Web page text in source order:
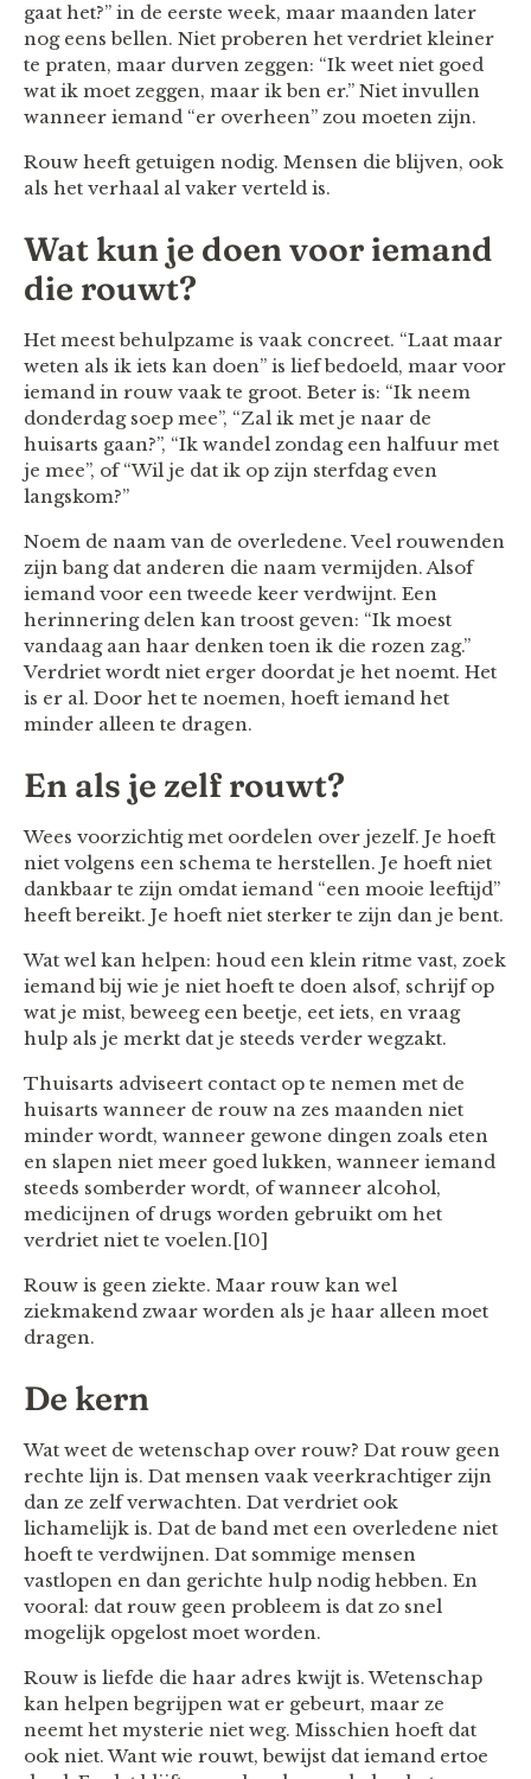
gaat het?” in de eerste week, maar maanden later
nog eens bellen. Niet proberen het verdriet kleiner
te praten, maar durven zeggen: “Ik weet niet goed
wat ik moet zeggen, maar ik ben er.” Niet invullen
wanneer iemand “er overheen” zou moeten zijn.
Rouw heeft getuigen nodig. Mensen die blijven, ook
als het verhaal al vaker verteld is.
Wat kun je doen voor iemand
die rouwt?
Het meest behulpzame is vaak concreet. “Laat maar
weten als ik iets kan doen” is lief bedoeld, maar voor
iemand in rouw vaak te groot. Beter is: “Ik neem
donderdag soep mee”, “Zal ik met je naar de
huisarts gaan?”, “Ik wandel zondag een halfuur met
je mee”, of “Wil je dat ik op zijn sterfdag even
langskom?”
Noem de naam van de overledene. Veel rouwenden
zijn bang dat anderen die naam vermijden. Alsof
iemand voor een tweede keer verdwijnt. Een
herinnering delen kan troost geven: “Ik moest
vandaag aan haar denken toen ik die rozen zag.”
Verdriet wordt niet erger doordat je het noemt. Het
is er al. Door het te noemen, hoeft iemand het
minder alleen te dragen.
En als je zelf rouwt?
Wees voorzichtig met oordelen over jezelf. Je hoeft
niet volgens een schema te herstellen. Je hoeft niet
dankbaar te zijn omdat iemand “een mooie leeftijd”
heeft bereikt. Je hoeft niet sterker te zijn dan je bent.
Wat wel kan helpen: houd een klein ritme vast, zoek
iemand bij wie je niet hoeft te doen alsof, schrijf op
wat je mist, beweeg een beetje, eet iets, en vraag
hulp als je merkt dat je steeds verder wegzakt.
Thuisarts adviseert contact op te nemen met de
huisarts wanneer de rouw na zes maanden niet
minder wordt, wanneer gewone dingen zoals eten
en slapen niet meer goed lukken, wanneer iemand
steeds somberder wordt, of wanneer alcohol,
medicijnen of drugs worden gebruikt om het
verdriet niet te voelen.[10]
Rouw is geen ziekte. Maar rouw kan wel
ziekmakend zwaar worden als je haar alleen moet
dragen.
De kern
Wat weet de wetenschap over rouw? Dat rouw geen
rechte lijn is. Dat mensen vaak veerkrachtiger zijn
dan ze zelf verwachten. Dat verdriet ook
lichamelijk is. Dat de band met een overledene niet
hoeft te verdwijnen. Dat sommige mensen
vastlopen en dan gerichte hulp nodig hebben. En
vooral: dat rouw geen probleem is dat zo snel
mogelijk opgelost moet worden.
Rouw is liefde die haar adres kwijt is. Wetenschap
kan helpen begrijpen wat er gebeurt, maar ze
neemt het mysterie niet weg. Misschien hoeft dat
ook niet. Want wie rouwt, bewijst dat iemand ertoe